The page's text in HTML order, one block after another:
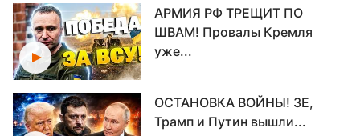
АРМИЯ РФ ТРЕЩИТ ПО
ШВАМ! Провалы Кремля
уже...
ОСТАНОВКА ВОЙНЫ! ЗЕ,
Трамп и Путин вышли...